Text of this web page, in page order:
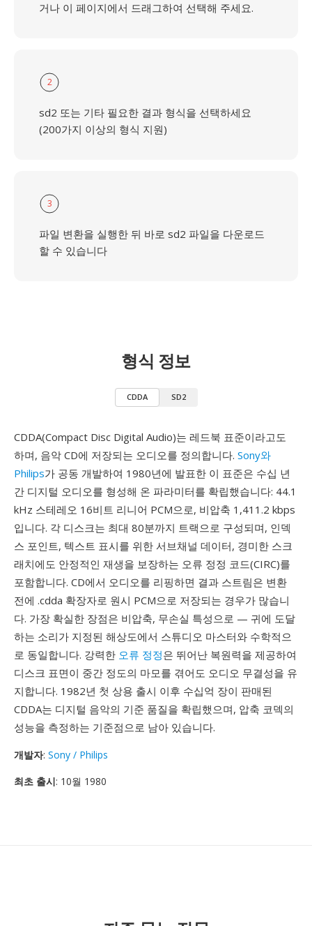
거나 이 페이지에서 드래그하여 선택해 주세요.
2
sd2 또는 기타 필요한 결과 형식을 선택하세요
(200가지 이상의 형식 지원)
3
파일 변환을 실행한 뒤 바로 sd2 파일을 다운로드
할 수 있습니다
형식 정보
CDDA SD2
CDDA(Compact Disc Digital Audio)는 레드북 표준이라고도
하며, 음악 CD에 저장되는 오디오를 정의합니다. Sony와
Philips가 공동 개발하여 1980년에 발표한 이 표준은 수십 년
간 디지털 오디오를 형성해 온 파라미터를 확립했습니다: 44.1
kHz 스테레오 16비트 리니어 PCM으로, 비압축 1,411.2 kbps
입니다. 각 디스크는 최대 80분까지 트랙으로 구성되며, 인덱
스 포인트, 텍스트 표시를 위한 서브채널 데이터, 경미한 스크
래치에도 안정적인 재생을 보장하는 오류 정정 코드(CIRC)를
포함합니다. CD에서 오디오를 리핑하면 결과 스트림은 변환
전에 .cdda 확장자로 원시 PCM으로 저장되는 경우가 많습니
다. 가장 확실한 장점은 비압축, 무손실 특성으로 — 귀에 도달
하는 소리가 지정된 해상도에서 스튜디오 마스터와 수학적으
로 동일합니다. 강력한 오류 정정은 뛰어난 복원력을 제공하여
디스크 표면이 중간 정도의 마모를 겪어도 오디오 무결성을 유
지합니다. 1982년 첫 상용 출시 이후 수십억 장이 판매된
CDDA는 디지털 음악의 기준 품질을 확립했으며, 압축 코덱의
성능을 측정하는 기준점으로 남아 있습니다.
개발자: Sony / Philips
최초 출시: 10월 1980